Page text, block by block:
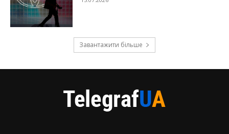
Завантажити більше